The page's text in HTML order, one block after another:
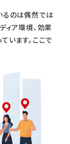
るのは偶然では
ィア環境、効果
います。ここで